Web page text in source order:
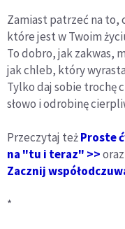
Zamiast patrzeć na to,
które jest w Twoim
To dobro, jak zakwas,
jak chleb, który
Tylko daj sobie trochę
słowo i odrobinę
Przeczytaj teżProste
na "tu i teraz" >>oraz
Zacznij
*